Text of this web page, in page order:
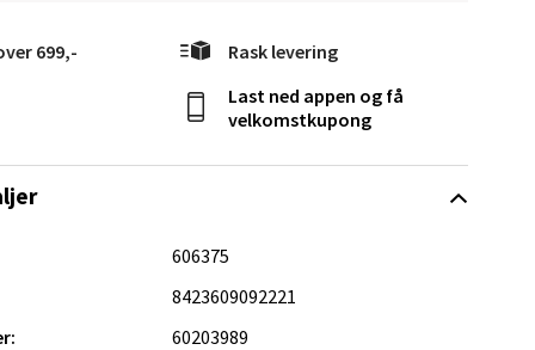
699,- Rask levering
Last ned appen og få
velkomstkupong
606375
8423609092221
60203989